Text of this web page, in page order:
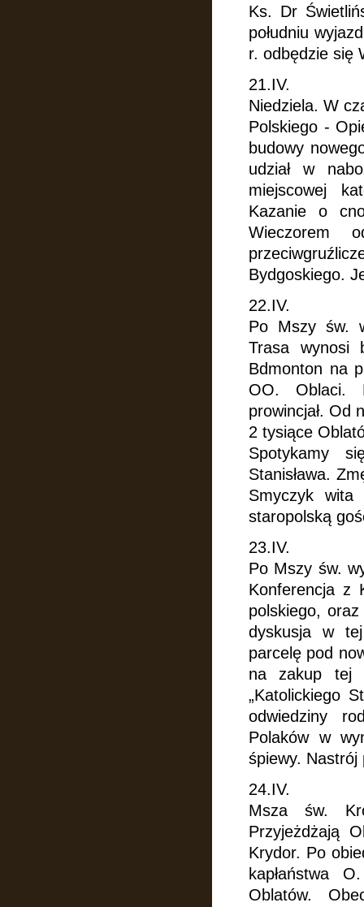
Ks. Dr
południu
r. odbędzie się
21.IV.
Niedziela. W
Polskiego -
budowy
udział w
miejscowej
Kazanie o
Wieczorem
Bydgoskiego.
22.IV.
Po Mszy św.
Trasa wynosi
Bdmonton na
OO. Oblaci.
prowincjał. Od
2 tysiące
Spotykamy
Stanisława.
Smyczyk
staropolską
23.IV.
Po Mszy św.
Konferencja z
polskiego,
dyskusja w
parcelę pod
na zakup tej
„Katolickiego
odwiedziny
Polaków w
śpiewy. Nastrój
24.IV.
Msza św.
Przyjeżdżają
Krydor. Po
kapłaństwa
Oblatów.